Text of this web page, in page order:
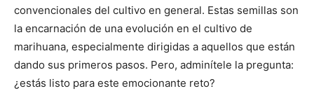
convencionales del cultivo en general. Estas semillas son
la encarnación de una evolución en el cultivo de
marihuana, especialmente dirigidas a aquellos que están
dando sus primeros pasos. Pero, adminítele la pregunta:
¿estás listo para este emocionante reto?